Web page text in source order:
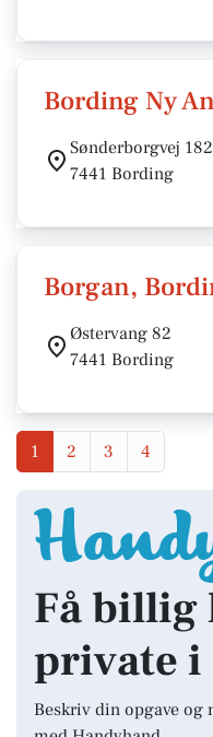
Bording Ny
Sønderborgvej
7441 Bording
Borgan,
Østervang 82
7441 Bording
1 2 3 4
Få
private
Beskriv din opgave